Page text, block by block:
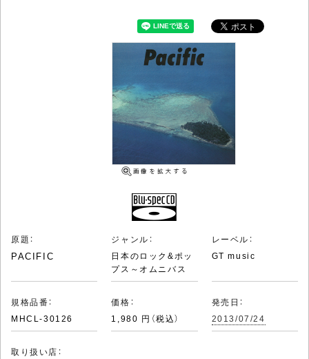
原題：
PACIFIC
ジャンル：
日本のロック&ポッ
プス～オムニバス
レーベル：
GT music
規格品番：
MHCL-30126
価格：
1,980 円（税込）
発売日：
2013/07/24
取り扱い店：